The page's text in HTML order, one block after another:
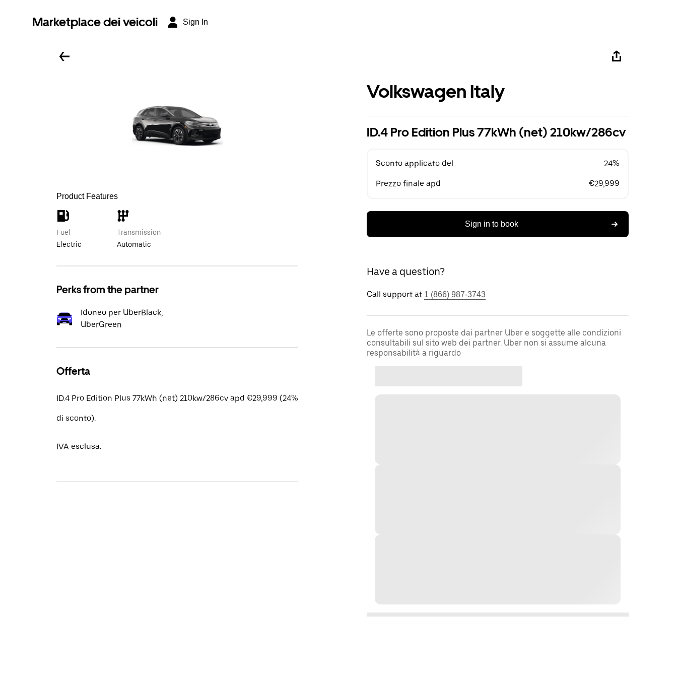
Marketplace dei veicoli Sign In
Product Features
Fuel
Electric
Transmission
Automatic
Perks from the partner
Idoneo per UberBlack,
UberGreen
Offerta
ID.4 Pro Edition Plus 77kWh (net) 210kw/286cv apd €29,999 (24%
di sconto).
IVA esclusa.
Volkswagen Italy
ID.4 Pro Edition Plus 77kWh (net) 210kw/286cv
Sconto applicato del 24%
Prezzo finale apd €29,999
Sign in to book
Have a question?
Call support at 1 (866) 987-3743
Le offerte sono proposte dai partner Uber e soggette alle condizioni
consultabili sul sito web dei partner. Uber non si assume alcuna
responsabilità a riguardo